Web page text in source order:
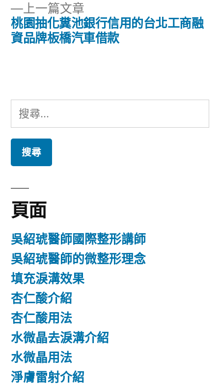
導
覽
上一篇文章
一
篇
桃園抽化糞池銀行信用的台北工商融
資品牌板橋汽車借款
搜
尋
鍵
字:
頁面
吳紹琥醫師國際整形講師
吳紹琥醫師的微整形理念
填充淚溝效果
杏仁酸介紹
杏仁酸用法
水微晶去淚溝介紹
水微晶用法
淨膚雷射介紹